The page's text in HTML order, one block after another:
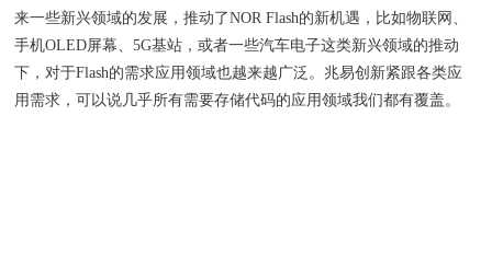
来一些新兴领域的发展，推动了NOR Flash的新机遇，比如物联网、
手机OLED屏幕、5G基站，或者一些汽车电子这类新兴领域的推动
下，对于Flash的需求应用领域也越来越广泛。兆易创新紧跟各类应
用需求，可以说几乎所有需要存储代码的应用领域我们都有覆盖。